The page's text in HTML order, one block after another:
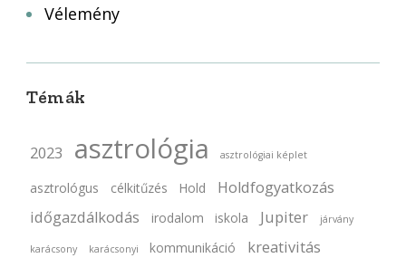
Vélemény
Témák
2023 asztrológia asztrológiai képlet
asztrológus célkitűzés Hold
Holdfogyatkozás
időgazdálkodás
irodalom iskola Jupiter járvány
karácsony karácsonyi kommunikáció kreativitás